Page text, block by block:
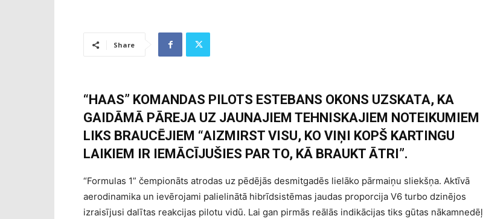
Share
“HAAS” KOMANDAS PILOTS ESTEBANS OKONS UZSKATA, KA
GAIDĀMĀ PĀREJA UZ JAUNAJIEM TEHNISKAJIEM NOTEIKUMIEM
LIKS BRAUCĒJIEM “AIZMIRST VISU, KO VIŅI KOPŠ KARTINGU
LAIKIEM IR IEMĀCĪJUŠIES PAR TO, KĀ BRAUKT ĀTRI”.
“Formulas 1” čempionāts atrodas uz pēdējās desmitgadēs lielāko pārmaiņu sliekšņa. Aktīvā
aerodinamika un ievērojami palielinātā hibrīdsistēmas jaudas proporcija V6 turbo dzinējos
izraisījusi dalītas reakcijas pilotu vidū. Lai gan pirmās reālās indikācijas tiks gūtas nākamnedēļ